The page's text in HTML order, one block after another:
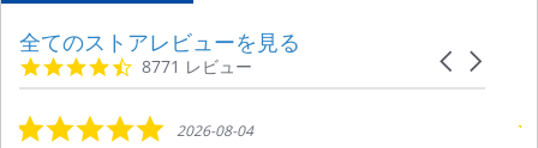
Reviews carousel
Carousel
4.7 star rating
8771 レビュー
全てのストアレビューを見る
5.0 star rating
2026-08-04